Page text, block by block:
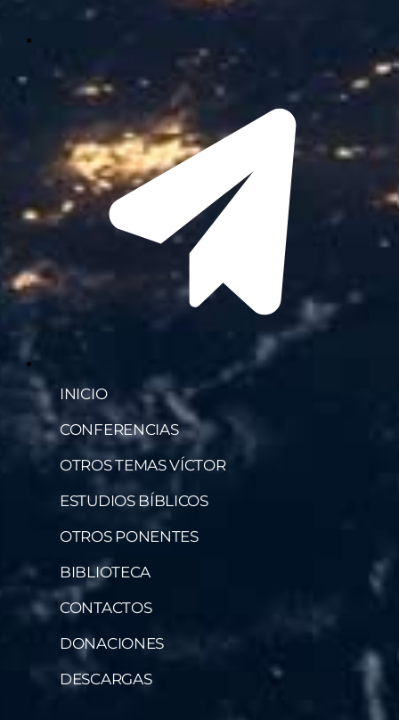
INICIO
CONFERENCIAS
OTROS TEMAS VÍCTOR
ESTUDIOS BÍBLICOS
OTROS PONENTES
BIBLIOTECA
CONTACTOS
DONACIONES
DESCARGAS